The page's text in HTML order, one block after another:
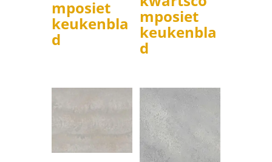
mposiet
keukenbla
d
mposiet
keukenbla
d